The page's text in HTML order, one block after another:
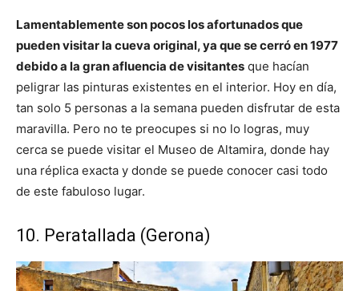
Lamentablemente son pocos los afortunados que
pueden visitar la cueva original, ya que se cerró en 1977
debido a la gran afluencia de visitantes que hacían
peligrar las pinturas existentes en el interior. Hoy en día,
tan solo 5 personas a la semana pueden disfrutar de esta
maravilla. Pero no te preocupes si no lo logras, muy
cerca se puede visitar el Museo de Altamira, donde hay
una réplica exacta y donde se puede conocer casi todo
de este fabuloso lugar.
10. Peratallada (Gerona)